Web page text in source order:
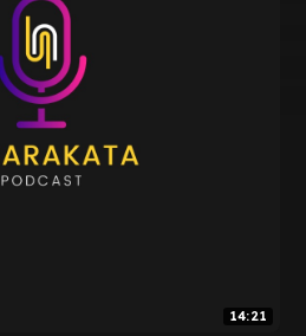
14:21